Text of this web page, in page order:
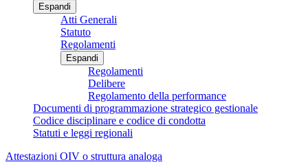
Espandi
Atti Generali
Statuto
Regolamenti
Espandi
Regolamenti
Delibere
Regolamento della performance
Documenti di programmazione strategico gestionale
Codice disciplinare e codice di condotta
Statuti e leggi regionali
Attestazioni OIV o struttura analoga